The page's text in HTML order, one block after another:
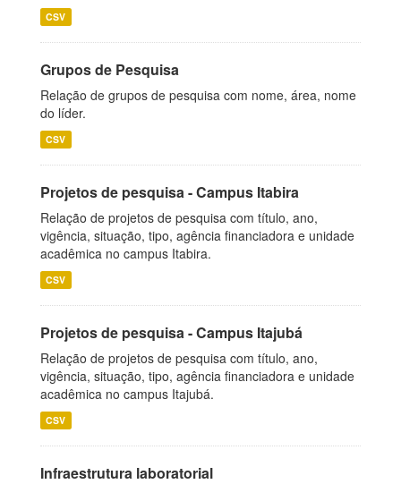
CSV
Grupos de Pesquisa
Relação de grupos de pesquisa com nome, área, nome
do líder.
CSV
Projetos de pesquisa - Campus Itabira
Relação de projetos de pesquisa com título, ano,
vigência, situação, tipo, agência financiadora e unidade
acadêmica no campus Itabira.
CSV
Projetos de pesquisa - Campus Itajubá
Relação de projetos de pesquisa com título, ano,
vigência, situação, tipo, agência financiadora e unidade
acadêmica no campus Itajubá.
CSV
Infraestrutura laboratorial